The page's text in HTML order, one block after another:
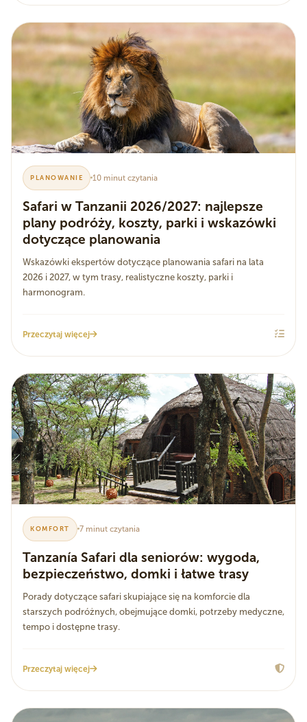
PLANOWANIE 10 minut czytania
Safari w Tanzanii 2026/2027: najlepsze
plany podróży, koszty, parki i wskazówki
dotyczące planowania
Wskazówki ekspertów dotyczące planowania safari na lata
2026 i 2027, w tym trasy, realistyczne koszty, parki i
harmonogram.
Przeczytaj więcej
KOMFORT 7 minut czytania
Tanzanía Safari dla seniorów: wygoda,
bezpieczeństwo, domki i łatwe trasy
Porady dotyczące safari skupiające się na komforcie dla
starszych podróżnych, obejmujące domki, potrzeby medyczne,
tempo i dostępne trasy.
Przeczytaj więcej